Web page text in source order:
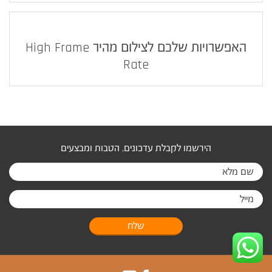
האפשרויות שלכם לצילום מהיר High Frame
Rate
הירשמו לקבלת עדכונים, הטבות ומבצעים
שלח